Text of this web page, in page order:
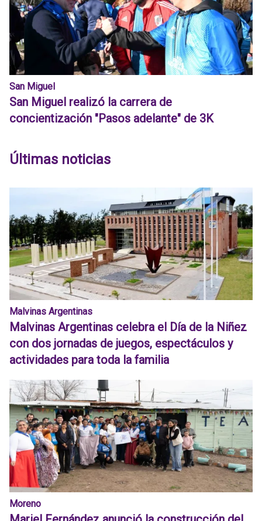
San Miguel
San Miguel realizó la carrera de
concientización "Pasos adelante" de 3K
Últimas noticias
Malvinas Argentinas
Malvinas Argentinas celebra el Día de la Niñez
con dos jornadas de juegos, espectáculos y
actividades para toda la familia
Moreno